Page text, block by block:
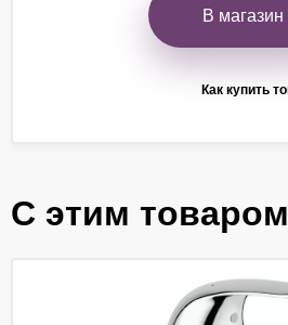
В магазин
Как купить
С этим